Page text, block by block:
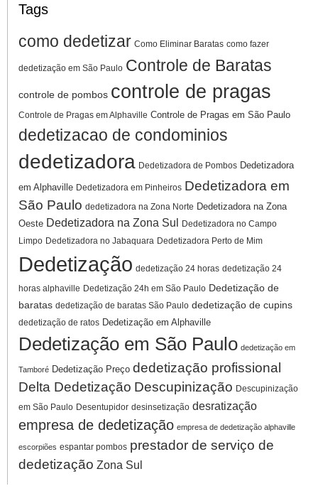
Tags
como dedetizar Como Eliminar Baratas como fazer
dedetização em São Paulo Controle de Baratas
controle de pombos controle de pragas
Controle de Pragas em Alphaville Controle de Pragas em São Paulo
dedetizacao de condominios
dedetizadora Dedetizadora de Pombos Dedetizadora
em Alphaville Dedetizadora em Pinheiros Dedetizadora em
São Paulo dedetizadora na Zona Norte Dedetizadora na Zona
Oeste Dedetizadora na Zona Sul
Dedetizadora no Campo
Limpo Dedetizadora no Jabaquara Dedetizadora Perto de Mim
Dedetização dedetização 24 horas dedetização 24
horas alphaville Dedetização 24h em São Paulo Dedetização de
baratas dedetização de baratas São Paulo dedetização de cupins
dedetização de ratos Dedetização em Alphaville
Dedetização em São Paulo dedetização em
Tamboré Dedetização Preço dedetização profissional
Delta Dedetização Descupinização Descupinização
em São Paulo Desentupidor desinsetização desratização
empresa de dedetização empresa de dedetização alphaville
escorpiões espantar pombos prestador de serviço de
dedetização Zona Sul